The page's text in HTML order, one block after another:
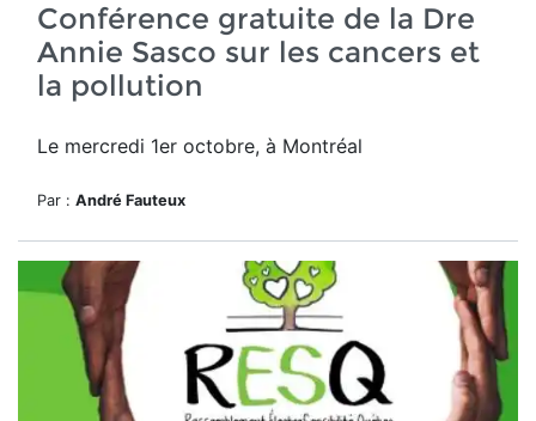
Conférence gratuite de la Dre
Annie Sasco sur les cancers et
la pollution
Le mercredi 1er octobre, à Montréal
Par : André Fauteux